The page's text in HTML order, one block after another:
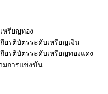
หรียญทอง
ยรติบัตรระดับเหรียญเงิน
ยรติบัตรระดับเหรียญทองแดง
มการแข่งขัน